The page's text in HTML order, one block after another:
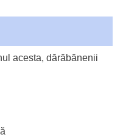
acesta, dărăbănenii